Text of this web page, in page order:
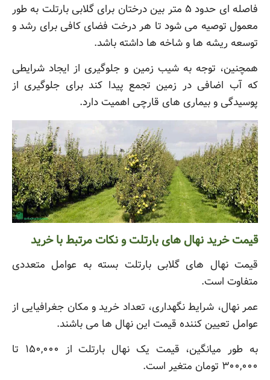
فاصله ای حدود ۵ متر بین درختان برای گلابی بارتلت به طور
معمول توصیه می شود تا هر درخت فضای کافی برای رشد و
توسعه ریشه ها و شاخه ها داشته باشد.
همچنین، توجه به شیب زمین و جلوگیری از ایجاد شرایطی
که آب اضافی در زمین تجمع پیدا کند برای جلوگیری از
پوسیدگی و بیماری های قارچی اهمیت دارد.
قیمت خرید نهال های بارتلت و نکات مرتبط با خرید
قیمت نهال های گلابی بارتلت بسته به عوامل متعددی
متفاوت است.
عمر نهال، شرایط نگهداری، تعداد خرید و مکان جغرافیایی از
عوامل تعیین کننده قیمت این نهال ها می باشند.
به طور میانگین، قیمت یک نهال بارتلت از ۱۵۰,۰۰۰ تا
۳۰۰,۰۰۰ تومان متغیر است.